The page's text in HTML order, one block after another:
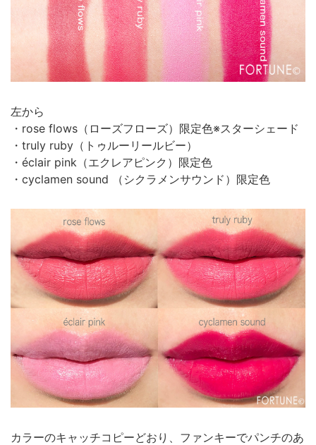
左から
・rose flows（ローズフローズ）限定色※スターシェード
・truly ruby（トゥルーリールビー）
・éclair pink（エクレアピンク）限定色
・cyclamen sound （シクラメンサウンド）限定色
カラーのキャッチコピーどおり、ファンキーでパンチのあ